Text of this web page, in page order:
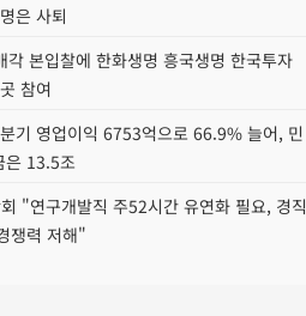
은 사퇴
각 본입찰에 한화생명 흥국생명 한국투자
참여
기 영업이익 6753억으로 66.9% 늘어, 민
은 13.5조
"연구개발직 주52시간 유연화 필요, 경직
쟁력 저해"